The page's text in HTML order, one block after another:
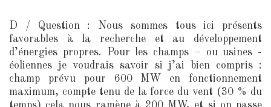
D / Question : Nous sommes tous ici présents
favorables à la recherche et au développement
d’énergies propres. Pour les champs – ou usines -
éoliennes je voudrais savoir si j’ai bien compris :
champ prévu pour 600 MW en fonctionnement
maximum, compte tenu de la force du vent (30 % du